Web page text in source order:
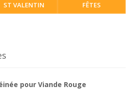
ST VALENTIN FÊTES
pour Viande Rouge